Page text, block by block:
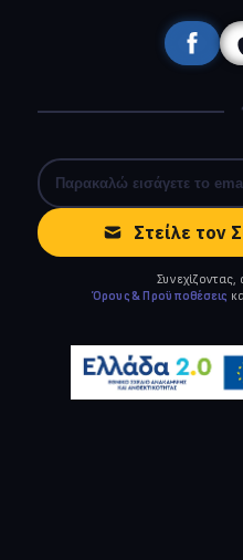
Στείλε τον
Όρους & Προϋποθέσεις